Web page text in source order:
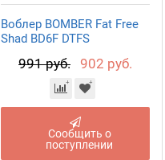
Воблер BOMBER Fat Free
Shad BD6F DTFS
991 руб. 902 руб.
Сообщить о
поступлении